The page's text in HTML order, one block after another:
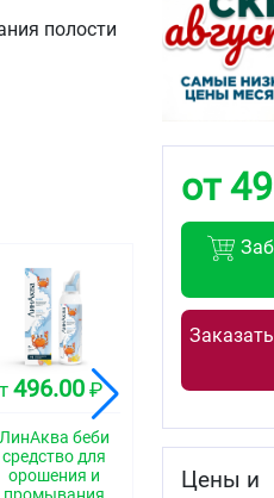
полости
496.00 ₽
ЛинАква беби
средство для
орошения и
от412.30
орошения и
от
Цены и